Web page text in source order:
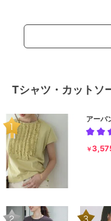
Tシャツ・カットソ
アーバ
￥